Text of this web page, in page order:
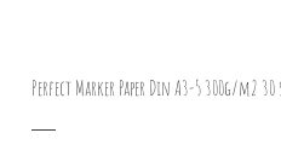
Perfect Marker Paper Din A3-5 300g/m2 30